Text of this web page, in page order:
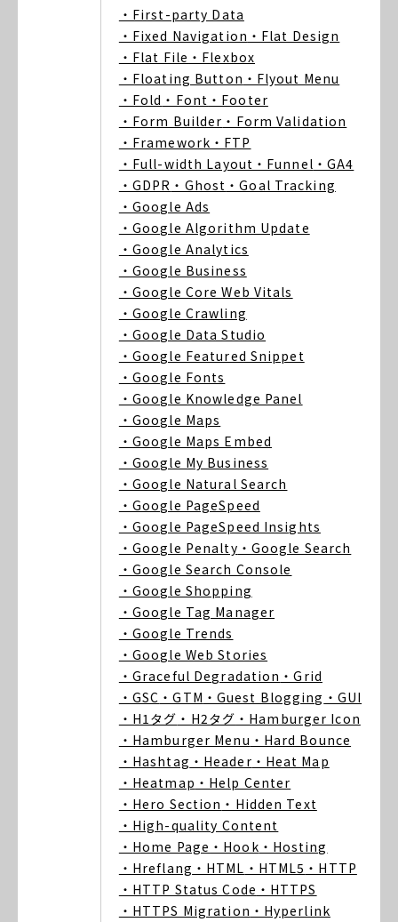
・First-party Data
・Fixed Navigation ・Flat Design
・Flat File ・Flexbox
・Floating Button ・Flyout Menu
・Fold ・Font ・Footer
・Form Builder ・Form Validation
・Framework ・FTP
・Full-width Layout ・Funnel ・GA4
・GDPR ・Ghost ・Goal Tracking
・Google Ads
・Google Algorithm Update
・Google Analytics
・Google Business
・Google Core Web Vitals
・Google Crawling
・Google Data Studio
・Google Featured Snippet
・Google Fonts
・Google Knowledge Panel
・Google Maps
・Google Maps Embed
・Google My Business
・Google Natural Search
・Google PageSpeed
・Google PageSpeed Insights
・Google Penalty ・Google Search
・Google Search Console
・Google Shopping
・Google Tag Manager
・Google Trends
・Google Web Stories
・Graceful Degradation ・Grid
・GSC ・GTM ・Guest Blogging ・GUI
・H1タグ ・H2タグ ・Hamburger Icon
・Hamburger Menu ・Hard Bounce
・Hashtag ・Header ・Heat Map
・Heatmap ・Help Center
・Hero Section ・Hidden Text
・High-quality Content
・Home Page ・Hook ・Hosting
・Hreflang ・HTML ・HTML5 ・HTTP
・HTTP Status Code ・HTTPS
・HTTPS Migration ・Hyperlink